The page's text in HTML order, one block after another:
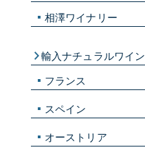
相澤ワイナリー
輸入ナチュラルワイン
フランス
スペイン
オーストリア